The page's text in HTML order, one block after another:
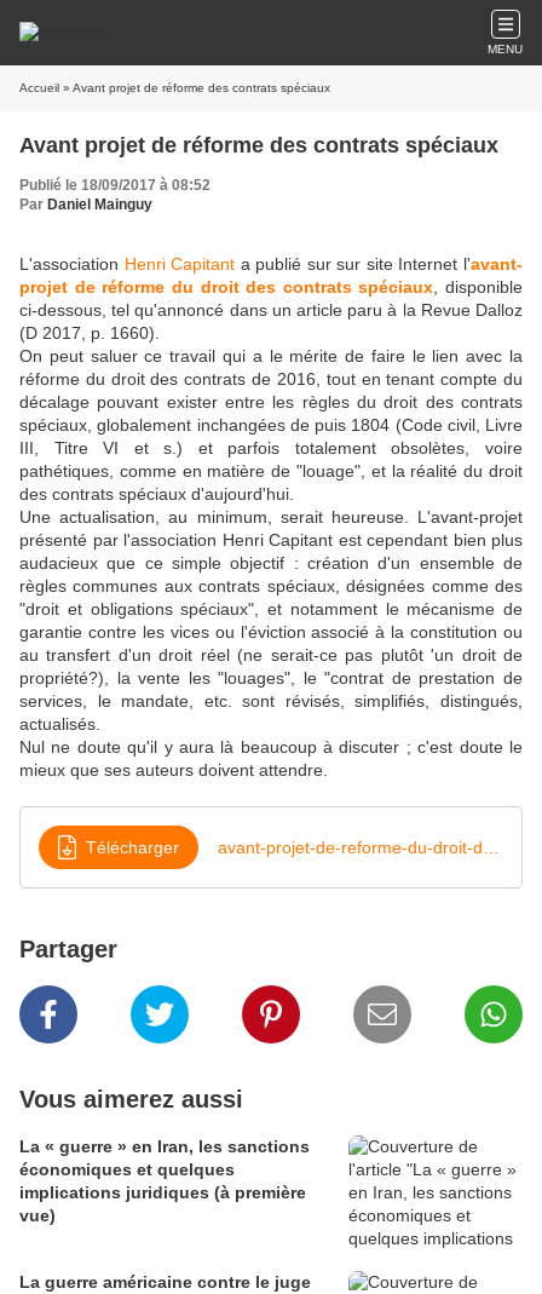
MENU
Accueil » Avant projet de réforme des contrats spéciaux
Avant projet de réforme des contrats spéciaux
Publié le 18/09/2017 à 08:52
Par Daniel Mainguy
L'association Henri Capitant a publié sur sur site Internet l'avant-
projet de réforme du droit des contrats spéciaux , disponible
ci-dessous, tel qu'annoncé dans un article paru à la Revue Dalloz
(D 2017, p. 1660).
On peut saluer ce travail qui a le mérite de faire le lien avec la
réforme du droit des contrats de 2016, tout en tenant compte du
décalage pouvant exister entre les règles du droit des contrats
spéciaux, globalement inchangées de puis 1804 (Code civil, Livre
III, Titre VI et s.) et parfois totalement obsolètes, voire
pathétiques, comme en matière de "louage", et la réalité du droit
des contrats spéciaux d'aujourd'hui.
Une actualisation, au minimum, serait heureuse. L'avant-projet
présenté par l'association Henri Capitant est cependant bien plus
audacieux que ce simple objectif : création d'un ensemble de
règles communes aux contrats spéciaux, désignées comme des
"droit et obligations spéciaux", et notamment le mécanisme de
garantie contre les vices ou l'éviction associé à la constitution ou
au transfert d'un droit réel (ne serait-ce pas plutôt 'un droit de
propriété?), la vente les "louages", le "contrat de prestation de
services, le mandate, etc. sont révisés, simplifiés, distingués,
actualisés.
Nul ne doute qu'il y aura là beaucoup à discuter ; c'est doute le
mieux que ses auteurs doivent attendre.
Télécharger
Partager
Vous aimerez aussi
La « guerre » en Iran, les sanctions
économiques et quelques
implications juridiques (à première
vue)
La guerre américaine contre le juge